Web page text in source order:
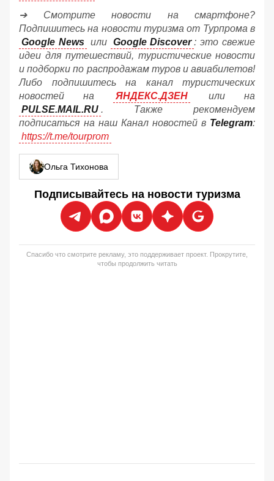
➔ Смотрите новости на смартфоне?
Подпишитесь на новости туризма от Турпрома в
Google News или Google Discover : это свежие
идеи для путешествий, туристические новости
и подборки по распродажам туров и авиабилетов!
Либо подпишитесь на канал туристических
новостей на
ЯНДЕКС.ДЗЕН
или на
PULSE.MAIL.RU . Также рекомендуем
подписаться на наш Канал новостей в Telegram:
https://t.me/tourprom
Ольга Тихонова
Подписывайтесь на новости туризма
Спасибо что смотрите рекламу, это поддерживает проект. Прокрутите,
чтобы продолжить читать